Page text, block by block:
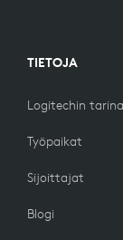
TIETOJA
Logitechin tarina
Työpaikat
Sijoittajat
Blogi